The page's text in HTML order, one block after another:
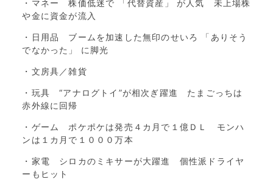
・マネー 株価低迷で 「代替資産」 が人気 未上場株
や金に資金が流入
・日用品 ブームを加速した無印のせいろ 「ありそう
でなかった」 に脚光
・文房具／雑貨
・玩具 “アナログトイ”が相次ぎ躍進 たまごっちは
赤外線に回帰
・ゲーム ポケポケは発売４カ月で１億ＤＬ モンハ
ンは１カ月で１０００万本
・家電 シロカのミキサーが大躍進 個性派ドライヤ
ーもヒット